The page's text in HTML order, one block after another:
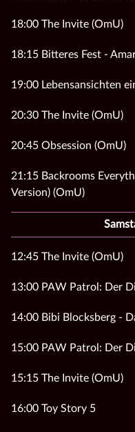
18:00 The Invite (OmU)
18:15 Bitteres Fest -
19:00 Lebensansichten
20:30 The Invite (OmU)
20:45 Obsession (OmU)
21:15 Backrooms
Version) (OmU)
12:45 The Invite (OmU)
13:00 PAW Patrol: Der
14:00 Bibi Blocksberg -
15:00 PAW Patrol: Der
15:15 The Invite (OmU)
16:00 Toy Story 5